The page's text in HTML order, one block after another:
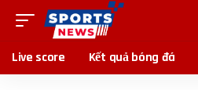
Live score Kết quả bóng đá